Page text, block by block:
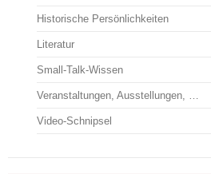
Historische Persönlichkeiten
Literatur
Small-Talk-Wissen
Veranstaltungen, Ausstellungen, …
Video-Schnipsel